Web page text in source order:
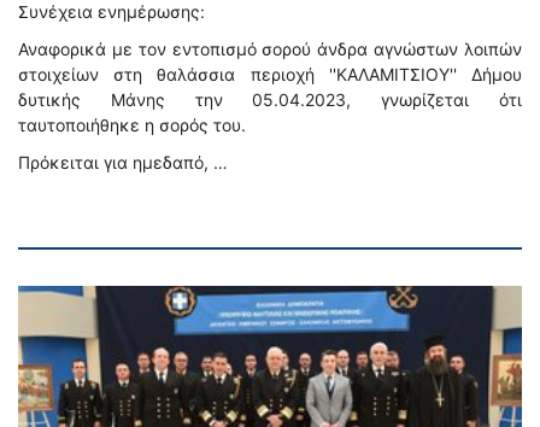
Συνέχεια ενημέρωσης:
Αναφορικά με τον εντοπισμό σορού άνδρα αγνώστων λοιπών
στοιχείων στη θαλάσσια περιοχή ''ΚΑΛΑΜΙΤΣΙΟΥ'' Δήμου
δυτικής Μάνης την 05.04.2023, γνωρίζεται ότι
ταυτοποιήθηκε η σορός του.
Πρόκειται για ημεδαπό, …